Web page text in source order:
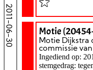
2011-06-30 Motie
Motie Dijkstra
commissie
Ingediend op:
stemgedrag: